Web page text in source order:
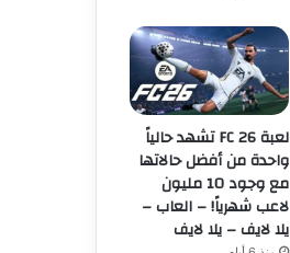
لعبة FC 26 تشهد حالياً
واحدة من أفضل حالاتها
مع وجود 10 مليون
لاعب شهرياً! – العاب –
يلا لايف – يلا لايف